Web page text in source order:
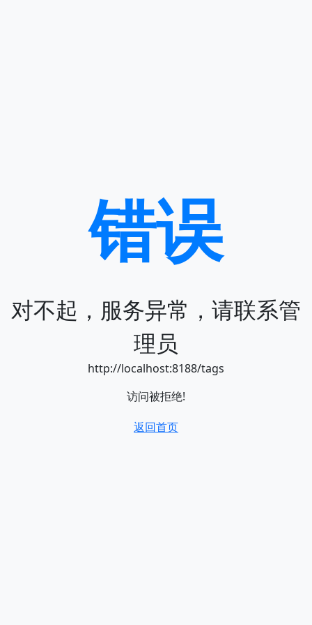
错误
对不起，服务异常，请联系管
理员
http://localhost:8188/tags
访问被拒绝!
返回首页